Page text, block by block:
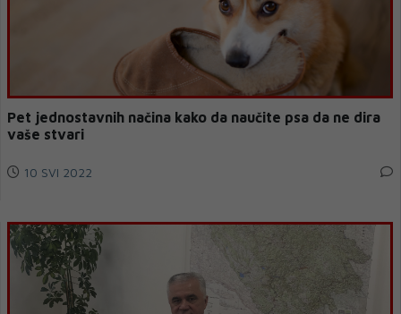
Pet jednostavnih načina kako da naučite psa da ne dira
vaše stvari
10 SVI 2022